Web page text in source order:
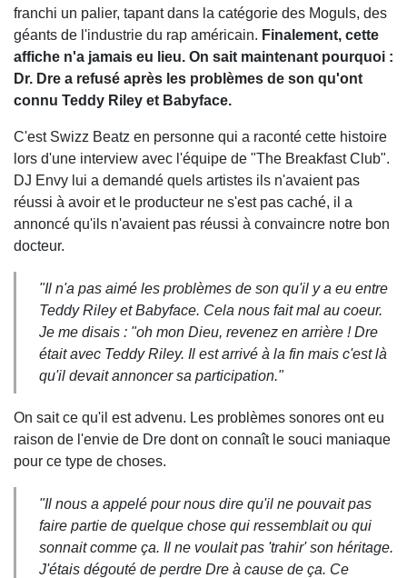
franchi un palier, tapant dans la catégorie des Moguls, des
géants de l'industrie du rap américain. Finalement, cette
affiche n'a jamais eu lieu. On sait maintenant pourquoi :
Dr. Dre a refusé après les problèmes de son qu'ont
connu Teddy Riley et Babyface.
C'est Swizz Beatz en personne qui a raconté cette histoire
lors d'une interview avec l'équipe de "The Breakfast Club".
DJ Envy lui a demandé quels artistes ils n'avaient pas
réussi à avoir et le producteur ne s'est pas caché, il a
annoncé qu'ils n'avaient pas réussi à convaincre notre bon
docteur.
"Il n'a pas aimé les problèmes de son qu'il y a eu entre
Teddy Riley et Babyface. Cela nous fait mal au coeur.
Je me disais : "oh mon Dieu, revenez en arrière ! Dre
était avec Teddy Riley. Il est arrivé à la fin mais c'est là
qu'il devait annoncer sa participation."
On sait ce qu'il est advenu. Les problèmes sonores ont eu
raison de l'envie de Dre dont on connaît le souci maniaque
pour ce type de choses.
"Il nous a appelé pour nous dire qu'il ne pouvait pas
faire partie de quelque chose qui ressemblait ou qui
sonnait comme ça. Il ne voulait pas 'trahir' son héritage.
J'étais dégouté de perdre Dre à cause de ça. Ce